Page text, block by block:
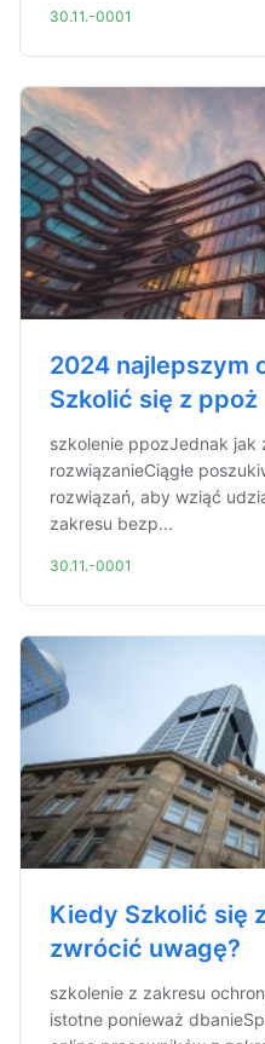
30.11.-0001
2024 najlepszym
Szkolić się z ppoż
szkolenie ppozJednak jak
rozwiązanieCiągłe
rozwiązań, aby wziąć
zakresu bezp...
30.11.-0001
Kiedy Szkolić się
zwrócić uwagę?
szkolenie z zakresu
istotne ponieważ